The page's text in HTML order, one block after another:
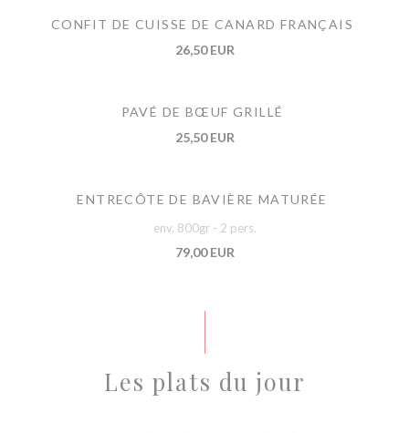
CONFIT DE CUISSE DE CANARD FRANÇAIS
26,50 EUR
PAVÉ DE BŒUF GRILLÉ
25,50 EUR
ENTRECÔTE DE BAVIÈRE MATURÉE
env. 800gr - 2 pers.
79,00 EUR
Les plats du jour